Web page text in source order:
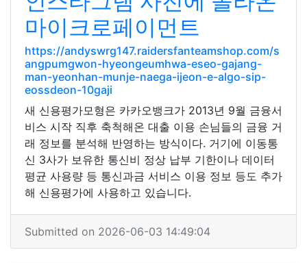
마이크로페이먼트
https://andyswrg147.raidersfanteamshop.com/s
angpumgwon-hyeongeumhwa-eseo-gajang-
man-yeonhan-munje-naega-ijeon-e-algo-sip-
eossdeon-10gaji
새 신용평가모형은 카카오뱅크가 2013년 9월 금융서
비스 시작 직후 축척해온 대출 이용 손님들의 금융 거
래 정보를 분석해 반영하는 방식이다. 거기에 이동통
신 3사가 보유한 통신비 정상 납부 기한이나 데이터
평균 사용량 등 통신과금 서비스 이용 정보 등도 추가
해 신용평가에 사용하고 있습니다.
Submitted on 2026-06-03 14:49:04